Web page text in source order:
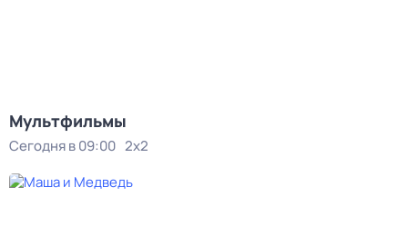
Мультфильмы
Сегодня в 09:00 2x2